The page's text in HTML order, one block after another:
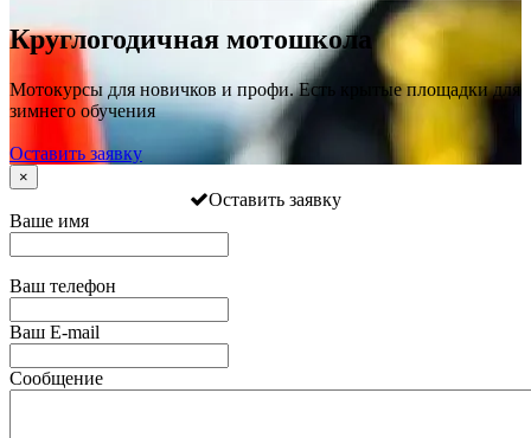
Круглогодичная мотошкола
Мотокурсы для новичков и профи. Есть крытые площадки для
зимнего обучения
Оставить заявку
×
Оставить заявку
Ваше имя
Ваш телефон
Ваш E-mail
Сообщение